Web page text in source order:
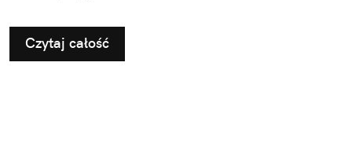
Czytaj całość